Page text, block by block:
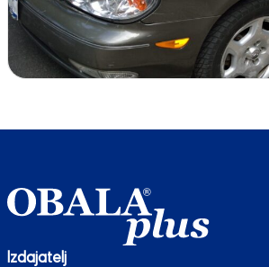
Izdajatelj